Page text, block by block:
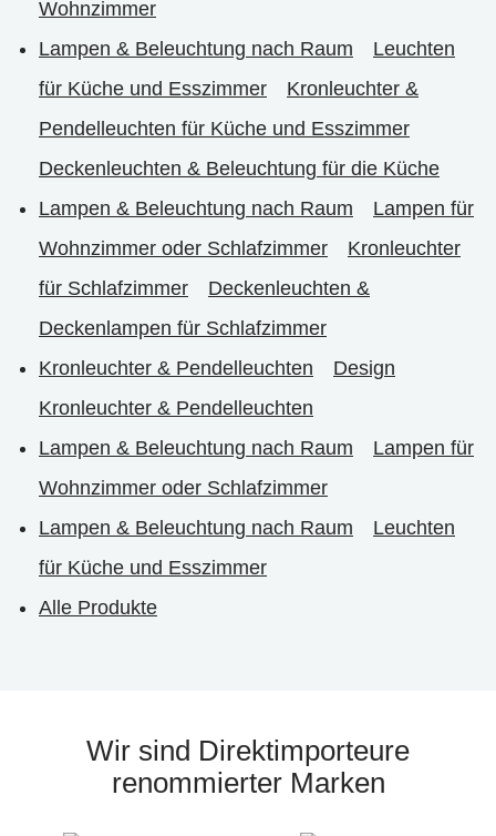
Wohnzimmer
Lampen & Beleuchtung nach Raum
Leuchten
für Küche und Esszimmer
Kronleuchter &
Pendelleuchten für Küche und Esszimmer
Deckenleuchten & Beleuchtung für die Küche
Lampen & Beleuchtung nach Raum
Lampen für
Wohnzimmer oder Schlafzimmer
Kronleuchter
für Schlafzimmer
Deckenleuchten &
Deckenlampen für Schlafzimmer
Kronleuchter & Pendelleuchten
Design
Kronleuchter & Pendelleuchten
Lampen & Beleuchtung nach Raum
Lampen für
Wohnzimmer oder Schlafzimmer
Lampen & Beleuchtung nach Raum
Leuchten
für Küche und Esszimmer
Alle Produkte
Wir sind Direktimporteure
renommierter Marken